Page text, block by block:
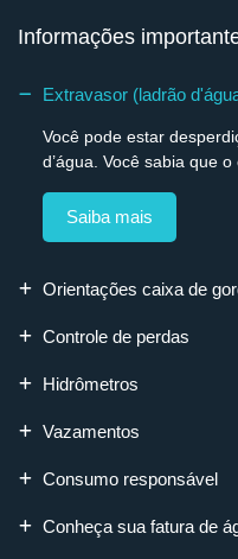
Informações
Extravasor (ladrão
Você pode estar
d’água. Você sabia que
Saiba mais
Orientações caixa de
Controle de perdas
Hidrômetros
Vazamentos
Consumo responsável
Conheça sua fatura de